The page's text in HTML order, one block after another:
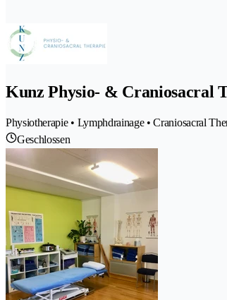
Kunz Physio- & Craniosacral
Physiotherapie • Lymphdrainage • Craniosacral
Geschlossen